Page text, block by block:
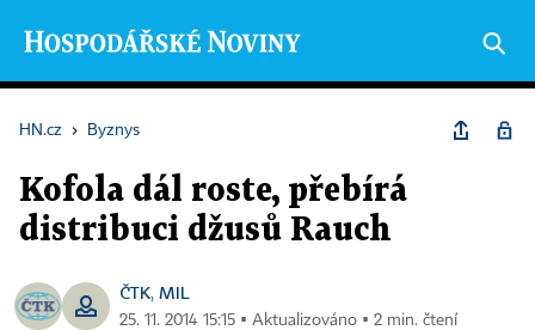
HN.cz › Byznys
Kofola dál roste, přebírá
distribuci džusů Rauch
ČTK, MIL
25. 11. 2014 15:15 ▪ Aktualizováno ▪ 2 min. čtení